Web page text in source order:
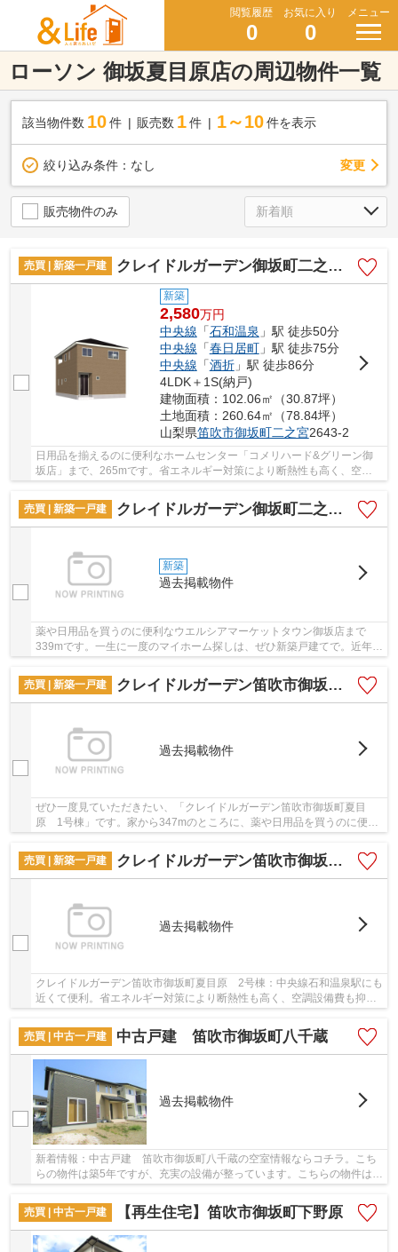
閲覧履歴
0
お気に入り
0
メニュー
ローソン 御坂夏目原店の周辺物件一覧
該当物件数 10件 販売数 1 件 1～10 件を表示
絞り込み条件： なし 変更
販売物件のみ
売買 | 新築一戸建 クレイドルガーデン御坂町二之宮第2 1号棟
新築
2,580万円
中央線 「石和温泉 」駅 徒歩50分
中央線 「春日居町」駅 徒歩75分
中央線 「酒折」駅 徒歩86分
4LDK＋1S(納戸)
建物面積：102.06㎡（30.87坪）
土地面積：260.64㎡（78.84坪）
山梨県笛吹市御坂町二之宮2643-2
日用品を揃えるのに便利なホームセンター「コメリハード&グリーン御
坂店」まで、265mです。省エネルギー対策により断熱性も高く、空調
売買 | 新築一戸建
クレイドルガーデン御坂町二之宮第2 2号棟
新築
過去掲載物件
薬や日用品を買うのに便利なウエルシアマーケットタウン御坂店まで
339mです。一生に一度のマイホーム探しは、ぜひ新築戸建てで。近年関
売買 | 新築一戸建
クレイドルガーデン笛吹市御坂町夏目原 1号棟
過去掲載物件
ぜひ一度見ていただきたい、「クレイドルガーデン笛吹市御坂町夏目
原 1号棟」です。家から347mのところに、薬や日用品を買うのに便利
売買 | 新築一戸建
クレイドルガーデン笛吹市御坂町夏目原 2号棟
過去掲載物件
クレイドルガーデン笛吹市御坂町夏目原 2号棟：中央線石和温泉駅にも
近くて便利。省エネルギー対策により断熱性も高く、空調設備費も抑え
売買 | 中古一戸建
中古戸建 笛吹市御坂町八千蔵
過去掲載物件
新着情報：中古戸建 笛吹市御坂町八千蔵の空室情報ならコチラ。こち
らの物件は築5年ですが、充実の設備が整っています。こちらの物件は中
売買 | 中古一戸建
【再生住宅】笛吹市御坂町下野原